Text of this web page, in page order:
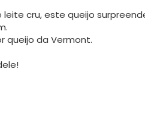
leite cru, este queijo
queijo da Vermont.